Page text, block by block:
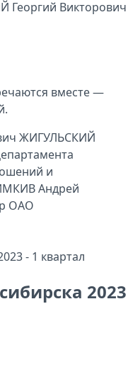
Георгий Викторович
вместе —
ЖИГУЛЬСКИЙ
и
Андрей
ОАО
2023